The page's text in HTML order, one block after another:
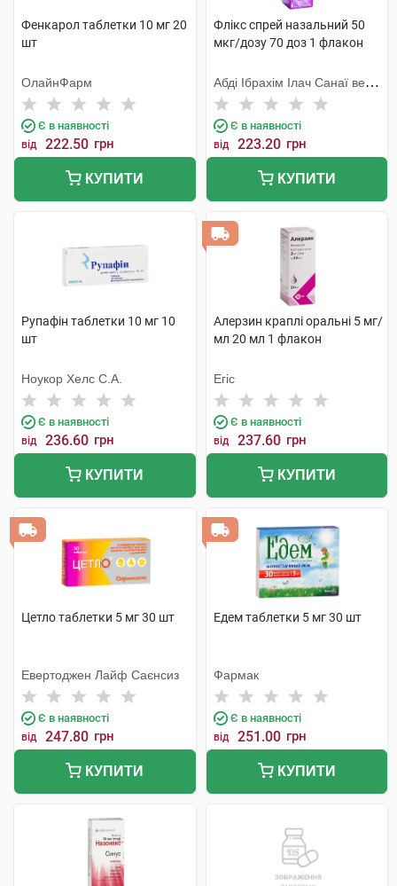
Фенкарол таблетки 10 мг 20
шт
ОлайнФарм
Є в наявності
від 222.50 грн
КУПИТИ
Флікс спрей назальний 50
мкг/дозу 70 доз 1 флакон
Абді Ібрахім Ілач Санаї ве
Тіджарет
Є в наявності
від 223.20 грн
КУПИТИ
Рупафін таблетки 10 мг 10
шт
Ноукор Хелс С.А.
Є в наявності
від 236.60 грн
КУПИТИ
Алерзин краплі оральні 5 мг/
мл 20 мл 1 флакон
Егіс
Є в наявності
від 237.60 грн
КУПИТИ
Цетло таблетки 5 мг 30 шт
Евертоджен Лайф Саєнсиз
Є в наявності
від 247.80 грн
КУПИТИ
Едем таблетки 5 мг 30 шт
Фармак
Є в наявності
від 251.00 грн
КУПИТИ